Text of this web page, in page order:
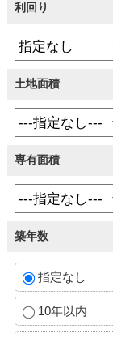
利回り
土地面積
専有面積
築年数
指定なし
10年以内